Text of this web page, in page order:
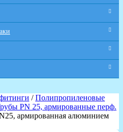
/Полипропиленовые
PN 25, армированные перф.
армированная алюминием